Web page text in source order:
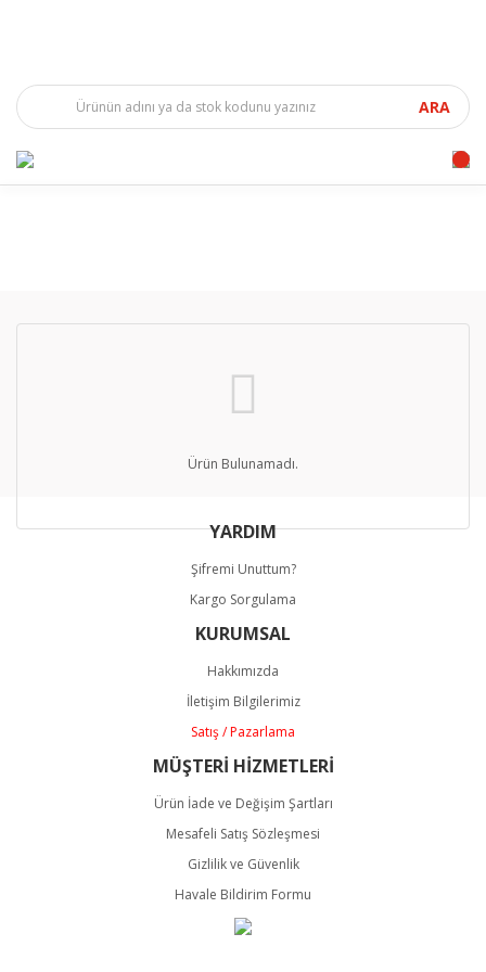
ARA
Ürün Bulunamadı.
YARDIM
Şifremi Unuttum?
Kargo Sorgulama
KURUMSAL
Hakkımızda
İletişim Bilgilerimiz
Satış / Pazarlama
MÜŞTERİ HİZMETLERİ
Ürün İade ve Değişim Şartları
Mesafeli Satış Sözleşmesi
Gizlilik ve Güvenlik
Havale Bildirim Formu